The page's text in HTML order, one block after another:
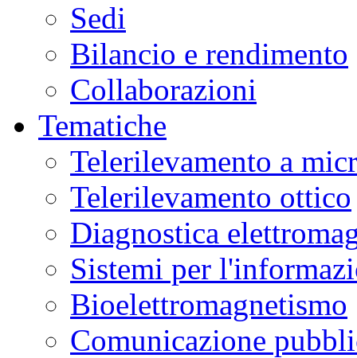
Sedi
Bilancio e rendimento
Collaborazioni
Tematiche
Telerilevamento a
Telerilevamento ottico
Diagnostica
Sistemi per
Bioelettromagnetismo
Comunicazione